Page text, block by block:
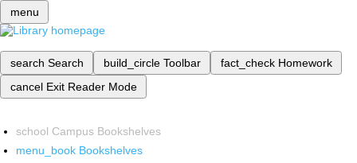
menu
search Search build_circle Toolbar fact_check Homework
cancel Exit Reader Mode
school Campus Bookshelves
menu_book Bookshelves